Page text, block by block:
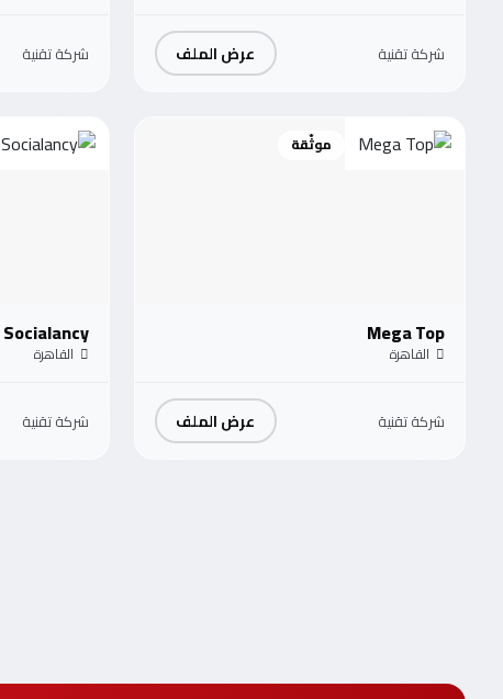
شركة تقنية عرض الملف شركة تقنية
موثّقة
Mega Top
القاهرة
شركة تقنية عرض الملف
Socialancy
القاهرة
شركة تقنية